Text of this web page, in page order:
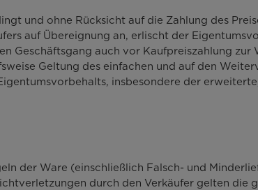
und ohne Rücksicht auf die Zahlung des
auf Übereignung an, erlischt der
Geschäftsgang auch vor Kaufpreiszahlung
Geltung des einfachen und auf den
insbesondere der
der Ware (einschließlich Falsch- und
durch den Verkäufer gelten die